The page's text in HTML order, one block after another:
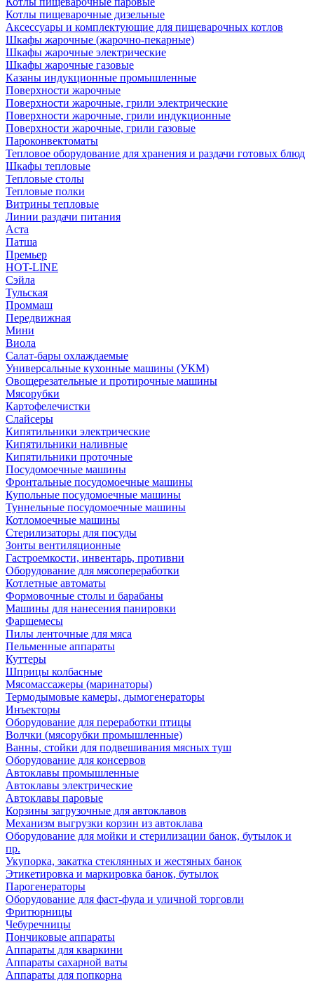
Котлы пищеварочные дизельные
Аксессуары и комплектующие для пищеварочных котлов
Шкафы жарочные (жарочно-пекарные)
Шкафы жарочные электрические
Шкафы жарочные газовые
Казаны индукционные промышленные
Поверхности жарочные
Поверхности жарочные, грили электрические
Поверхности жарочные, грили индукционные
Поверхности жарочные, грили газовые
Пароконвектоматы
Тепловое оборудование для хранения и раздачи готовых блюд
Шкафы тепловые
Тепловые столы
Тепловые полки
Витрины тепловые
Линии раздачи питания
Аста
Патша
Премьер
HOT-LINE
Сэйла
Тульская
Проммаш
Передвижная
Мини
Виола
Салат-бары охлаждаемые
Универсальные кухонные машины (УКМ)
Овощерезательные и протирочные машины
Мясорубки
Картофелечистки
Слайсеры
Кипятильники электрические
Кипятильники наливные
Кипятильники проточные
Посудомоечные машины
Фронтальные посудомоечные машины
Купольные посудомоечные машины
Туннельные посудомоечные машины
Котломоечные машины
Стерилизаторы для посуды
Зонты вентиляционные
Гастроемкости, инвентарь, противни
Оборудование для мясопереработки
Котлетные автоматы
Формовочные столы и барабаны
Машины для нанесения панировки
Фаршемесы
Пилы ленточные для мяса
Пельменные аппараты
Куттеры
Шприцы колбасные
Мясомассажеры (маринаторы)
Термодымовые камеры, дымогенераторы
Инъекторы
Оборудование для переработки птицы
Волчки (мясорубки промышленные)
Ванны, стойки для подвешивания мясных туш
Оборудование для консервов
Автоклавы промышленные
Автоклавы электрические
Автоклавы паровые
Корзины загрузочные для автоклавов
Механизм выгрузки корзин из автоклава
Оборудование для мойки и стерилизации банок, бутылок и
пр.
Укупорка, закатка стеклянных и жестяных банок
Этикетировка и маркировка банок, бутылок
Парогенераторы
Оборудование для фаст-фуда и уличной торговли
Фритюрницы
Чебуречницы
Пончиковые аппараты
Аппараты для кваркини
Аппараты сахарной ваты
Аппараты для попкорна